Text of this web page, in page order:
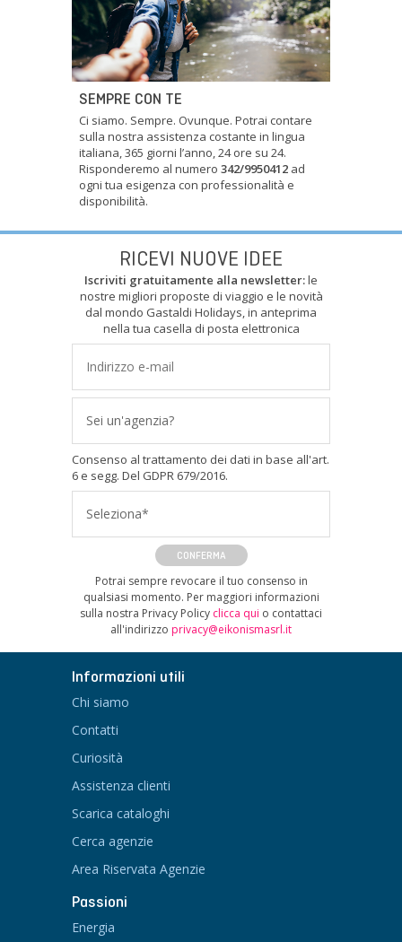
SEMPRE CON TE
Ci siamo. Sempre. Ovunque. Potrai contare
sulla nostra assistenza costante in lingua
italiana, 365 giorni l’anno, 24 ore su 24.
Risponderemo al numero 342/9950412 ad
ogni tua esigenza con professionalità e
disponibilità.
RICEVI NUOVE IDEE
Iscriviti gratuitamente alla newsletter:le
nostre migliori proposte di viaggio e le novità
dal mondo Gastaldi Holidays, in anteprima
nella tua casella di posta elettronica
Sei un'agenzia?
Consenso al trattamento dei dati in base all'art.
6 e segg. Del GDPR 679/2016.
Seleziona*
CONFERMA
Potrai sempre revocare il tuo consenso in
qualsiasi momento. Per maggiori informazioni
sulla nostra Privacy Policy clicca qui o contattaci
all'indirizzo privacy@eikonismasrl.it
Informazioni utili
Chi siamo
Contatti
Curiosità
Assistenza clienti
Scarica cataloghi
Cerca agenzie
Area Riservata Agenzie
Passioni
Energia